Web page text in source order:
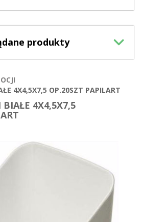
produkty
4X4,5X7,5 OP.20SZT PAPILART
4X4,5X7,5